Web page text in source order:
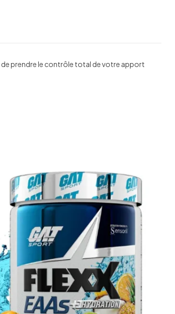
de prendre le contrôle total de votre apport